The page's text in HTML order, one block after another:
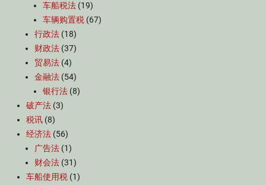
车船税法 (19)
车辆购置税 (67)
行政法 (18)
财政法 (37)
贸易法 (4)
金融法 (54)
银行法 (8)
破产法 (3)
税讯 (8)
经济法 (56)
广告法 (1)
财会法 (31)
车船使用税 (1)